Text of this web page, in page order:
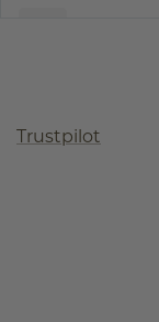
Trustpilot